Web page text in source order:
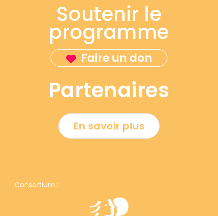
Soutenir le
programme
Faire un don
Partenaires
En savoir plus
Consortium :